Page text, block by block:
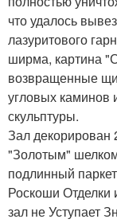
что удалось
лазуритового
ширма, картина
возвращенные
угловых каминов
скульптуры.
Зал декорирован
"Золотым"
подлинный
Роскоши Отделки
зал не Уступает